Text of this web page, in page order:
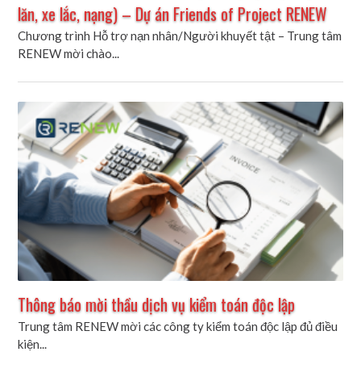
lăn, xe lắc, nạng) – Dự án Friends of Project RENEW
Chương trình Hỗ trợ nạn nhân/Người khuyết tật – Trung tâm
RENEW mời chào...
Thông báo mời thầu dịch vụ kiểm toán độc lập
Trung tâm RENEW mời các công ty kiểm toán độc lập đủ điều
kiện...